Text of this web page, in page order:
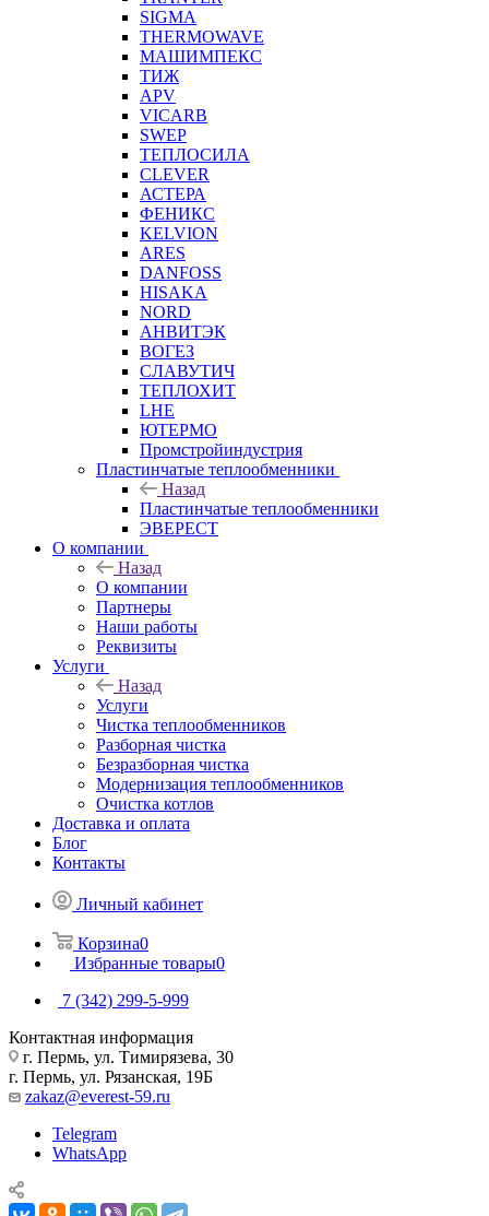
SIGMA
THERMOWAVE
МАШИМПЕКС
ТИЖ
APV
VICARB
SWEP
ТЕПЛОСИЛА
CLEVER
АСТЕРА
ФЕНИКС
KELVION
ARES
DANFOSS
HISAKA
NORD
АНВИТЭК
ВОГЕЗ
СЛАВУТИЧ
ТЕПЛОХИТ
LHE
ЮТЕРМО
Промстройиндустрия
Пластинчатые теплообменники
Назад
Пластинчатые теплообменники
ЭВЕРЕСТ
О компании
Назад
О компании
Партнеры
Наши работы
Реквизиты
Услуги
Назад
Услуги
Чистка теплообменников
Разборная чистка
Безразборная чистка
Модернизация теплообменников
Очистка котлов
Доставка и оплата
Блог
Контакты
Личный кабинет
Корзина0
Избранные товары0
7 (342) 299-5-999
Контактная информация
г. Пермь, ул. Тимирязева, 30
г. Пермь, ул. Рязанская, 19Б
zakaz@everest-59.ru
Telegram
WhatsApp